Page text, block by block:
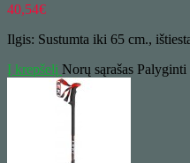
40,54€
Ilgis: Sustumta iki 65 cm.,
Į krepšelį Norų sąrašas Palyginti